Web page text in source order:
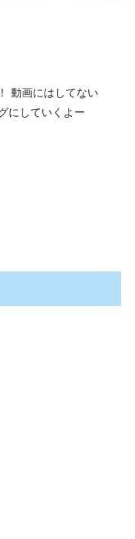
動画にはしてない
にしていくよー